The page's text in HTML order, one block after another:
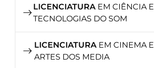
LICENCIATURAEM CIÊNCIA E
TECNOLOGIAS DO SOM
LICENCIATURAEM CINEMA E
ARTES DOS MEDIA